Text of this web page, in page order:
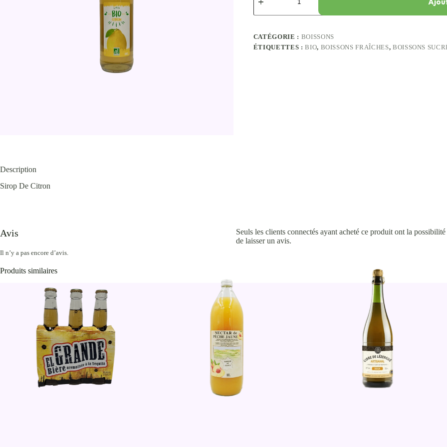
CATÉGORIE : BOISSONS
ÉTIQUETTES :BIO, BOISSONS FRAÎCHES, BOISSONS
Description
Sirop De Citron
Avis
Il n’y a pas encore d’avis.
Seuls les clients connectés ayant acheté ce produit ont la possibilité
de laisser un avis.
Produits similaires